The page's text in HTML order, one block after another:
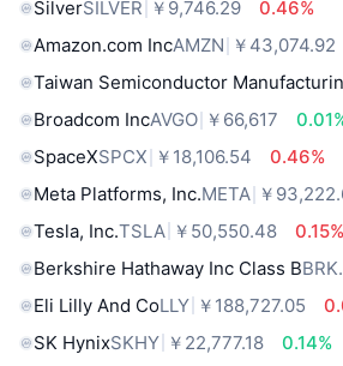
SilverSILVER ￥9,746.29
0.46%
Amazon.com IncAMZN ￥43,074.92
Taiwan Semiconductor
Broadcom IncAVGO ￥66,617
SpaceXSPCX ￥18,106.54
0.46%
Meta Platforms, Inc.META ￥
Tesla, Inc.TSLA ￥50,550.48
0.15%
Berkshire Hathaway Inc Class B
Eli Lilly And CoLLY ￥188,727.05
SK HynixSKHY ￥22,777.18
0.14%